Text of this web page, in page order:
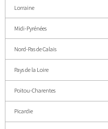
Lorraine
Midi-Pyrénées
Nord-Pas de Calais
Pays de la Loire
Poitou-Charentes
Picardie